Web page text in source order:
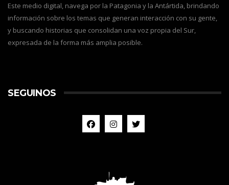
Este medio digital, navega por la Patagonia y la Antártida, brindando
información sobre los temas que generan interacción con su gente,
y buscando historias que consolidan una voz propia del Sur,
expresada de la forma más amplia posible.
SEGUINOS